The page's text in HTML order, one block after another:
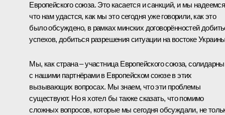
Европейского союза. Это касается и санкций, и мы
что нам удастся, как мы это сегодня уже говорили, как это
было обсуждено, в рамках минских договорённостей
успехов, добиться разрешения ситуации на востоке
Мы, как страна – участница Европейского союза, солидарны
с нашими партнёрами в Европейском союзе в этих
вызывающих вопросах. Мы знаем, что эти проблемы
существуют. Но я хотел бы также сказать, что помимо
сложных вопросов, которые мы сегодня обсуждали, не